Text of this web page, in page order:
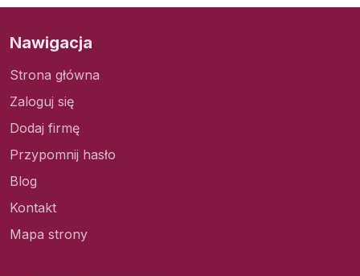
Nawigacja
Strona główna
Zaloguj się
Dodaj firmę
Przypomnij hasło
Blog
Kontakt
Mapa strony